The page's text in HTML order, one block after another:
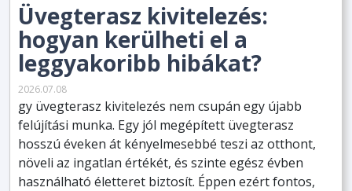
Üvegterasz kivitelezés:
hogyan kerülheti el a
leggyakoribb hibákat?
2026.07.08
gy üvegterasz kivitelezés nem csupán egy újabb
felújítási munka. Egy jól megépített üvegterasz
hosszú éveken át kényelmesebbé teszi az otthont,
növeli az ingatlan értékét, és szinte egész évben
használható életteret biztosít. Éppen ezért fontos,